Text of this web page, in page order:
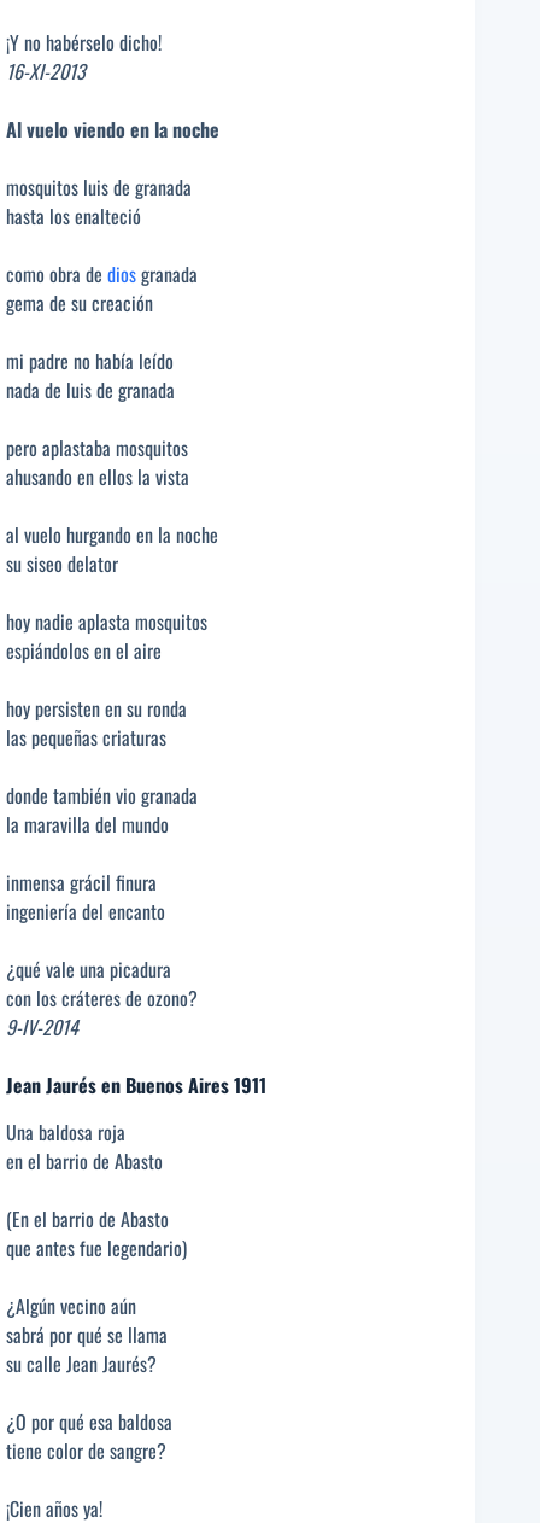
¡Y no habérselo dicho!
16-XI-2013
Al vuelo viendo en la noche
mosquitos luis de granada
hasta los enalteció
como obra de diosgranada
gema de su creación
mi padre no había leído
nada de luis de granada
pero aplastaba mosquitos
ahusando en ellos la vista
al vuelo hurgando en la noche
su siseo delator
hoy nadie aplasta mosquitos
espiándolos en el aire
hoy persisten en su ronda
las pequeñas criaturas
donde también vio granada
la maravilla del mundo
inmensa grácil finura
ingeniería del encanto
¿qué vale una picadura
con los cráteres de ozono?
9-IV-2014
Jean Jaurés en Buenos Aires 1911
Una baldosa roja
en el barrio de Abasto
(En el barrio de Abasto
que antes fue legendario)
¿Algún vecino aún
sabrá por qué se llama
su calle Jean Jaurés?
¿O por qué esa baldosa
tiene color de sangre?
¡Cien años ya!